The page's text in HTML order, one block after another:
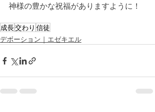
神様の豊かな祝福がありますように！
成長交わり 信徒
デボーション｜エゼキエル